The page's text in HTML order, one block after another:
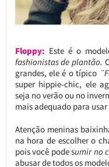
Floppy: Este é o
fashionistas de plantão.
grandes, ele é o típico
super hippie-chic, ele
seja no verão ou no
mais adequado para
Atenção meninas
na hora de escolher o
pois você pode sumir no
abusar de todos os